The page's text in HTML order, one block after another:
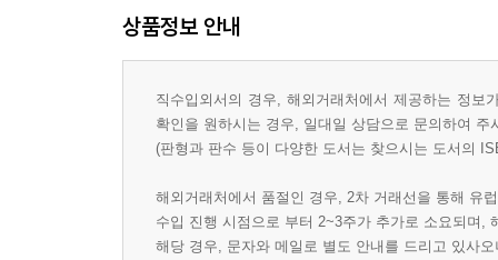
상품정보 안내
직수입외서의 경우, 해외거래처에서 제공하는 정
확인을 원하시는 경우, 일대일 상담으로 문의하여 주
(판형과 판수 등이 다양한 도서는 찾으시는 도서의
해외거래처에서 품절인 경우, 2차 거래선을 통해 유
수입 진행 시점으로 부터 2~3주가 추가로 소요되며,
해당 경우, 문자와 메일로 별도 안내를 드리고 있사